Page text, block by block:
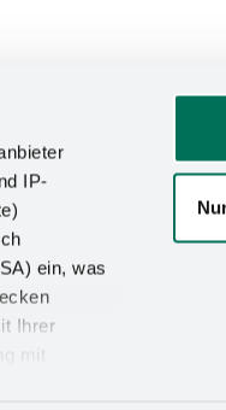
IP-
ein, was
Ihrer
mit